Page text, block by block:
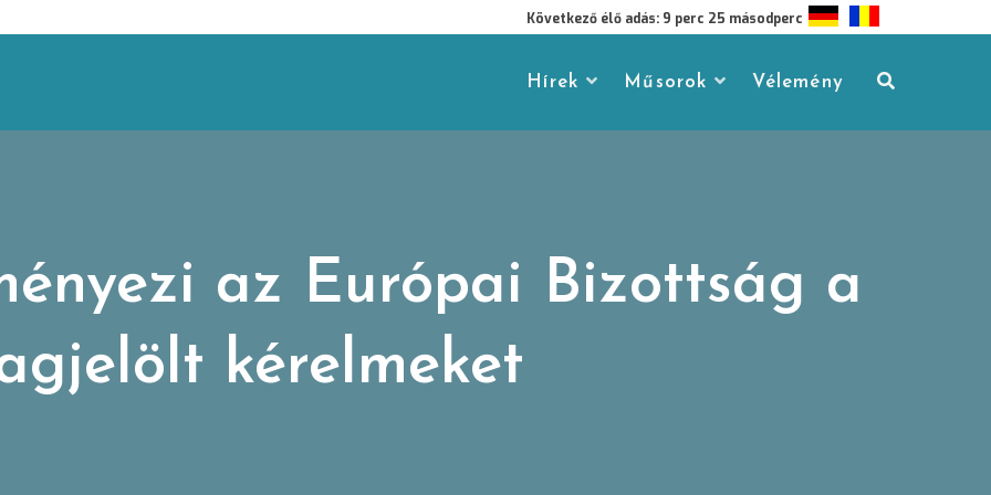
Következő élő adás: 9 perc 24 másodperc
Hírek Műsorok Vélemény
az Európai Bizottság a
kérelmeket